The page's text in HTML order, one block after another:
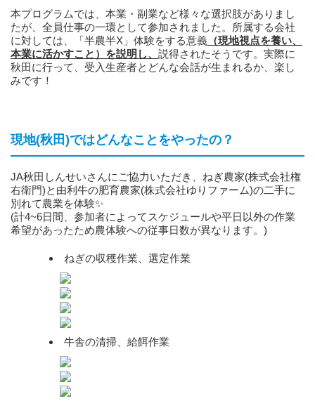
本プログラムでは、本業・副業など様々な選択肢がありまし
たが、全員仕事の一環として参加されました。所属する会社
に対しては、「半農半X」体験をする意義 （現地視点を養い、
本業に活かすこと）を説明し、 説得されたそうです。実際に
秋田に行って、受入生産者とどんな会話が生まれるか、楽し
みです！
現地(秋田)ではどんなことをやったの？
JA秋田しんせいさんにご協力いただき、ねぎ農家(株式会社権
右衛門)と由利牛の肥育農家(株式会社ゆりファーム)の二手に
別れて農業を体験✨
(計4~6日間、参加者によってスケジュールや平日以外の作業
希望があったため農体験への従事日数が異なります。)
ねぎの収穫作業、選定作業
牛舎の清掃、給餌作業